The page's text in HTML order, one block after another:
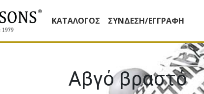
ΚΑΤΆΛΟΓΟΣ ΣΥΝΔΕΣΗ/ΕΓΓΡΑΦΗ
Αβγό βραστό